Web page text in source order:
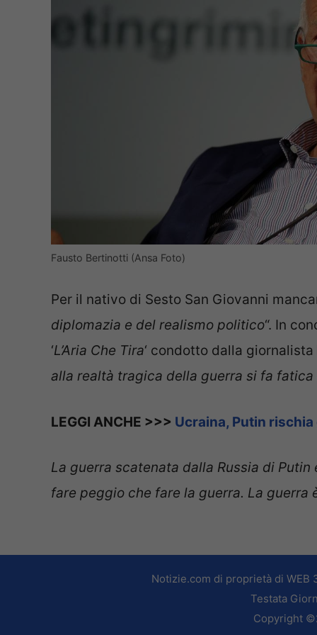
Fausto Bertinotti (Ansa Foto)
Per il nativo di Sesto San Giovanni
diplomazia e del realismo politico“. In
‘L’Aria Che Tira‘ condotto dalla giornalista
alla realtà tragica della guerra si fa
LEGGI ANCHE >>> Ucraina, Putin
La guerra scatenata dalla Russia di
fare peggio che fare la guerra. La
Notizie.com di proprietà di WEB
Testata
Copyright